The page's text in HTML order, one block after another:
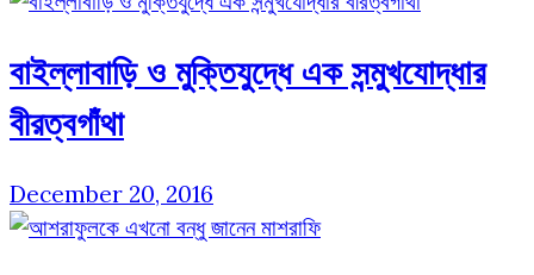
বাইল্লাবাড়ি ও মুক্তিযুদ্ধে এক সন্মুখযোদ্ধার
বীরত্বগাঁথা
December 20, 2016